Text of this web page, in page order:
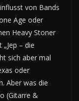
von Bands
Age oder
Heavy Stoner
– die
sich aber mal
oder
Aber was die
(Gitarre &